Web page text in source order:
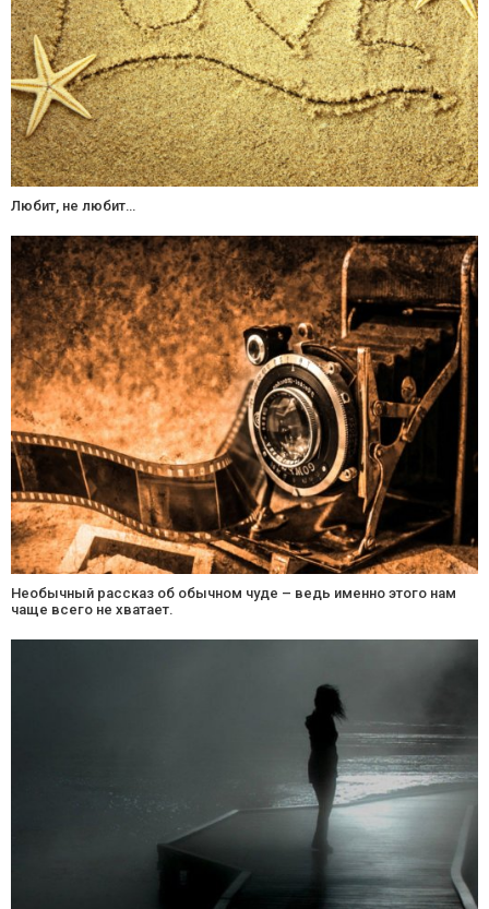
Любит, не любит…
Необычный рассказ об обычном чуде – ведь именно этого нам
чаще всего не хватает.